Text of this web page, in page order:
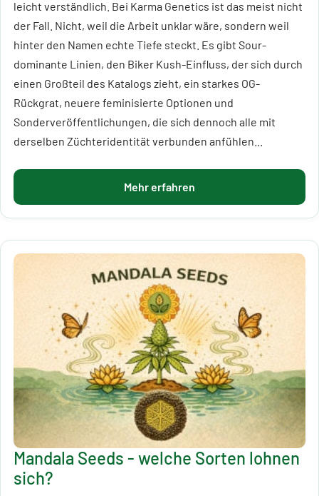
leicht verständlich. Bei Karma Genetics ist das meist nicht
der Fall. Nicht, weil die Arbeit unklar wäre, sondern weil
hinter den Namen echte Tiefe steckt. Es gibt Sour-
dominante Linien, den Biker Kush-Einfluss, der sich durch
einen Großteil des Katalogs zieht, ein starkes OG-
Rückgrat, neuere feminisierte Optionen und
Sonderveröffentlichungen, die sich dennoch alle mit
derselben Züchteridentität verbunden anfühlen...
Mehr erfahren
Mandala Seeds - welche Sorten lohnen
sich?